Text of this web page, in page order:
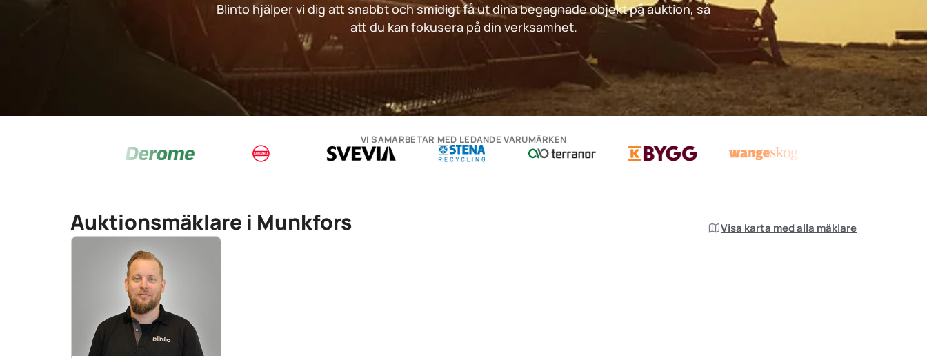
Blinto hjälper vi dig att snabbt och smidigt få ut dina begagnade objekt på auktion, så
att du kan fokusera på din verksamhet.
VI SAMARBETAR MED LEDANDE VARUMÄRKEN
Auktionsmäklare i Munkfors Visa karta med alla mäklare